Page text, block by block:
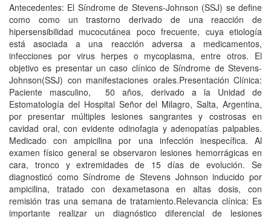
Antecedentes: El Síndrome de Stevens-Johnson (SSJ) se define
como como un trastorno derivado de una reacción de
hipersensibilidad mucocutánea poco frecuente, cuya etiología
está asociada a una reacción adversa a medicamentos,
infecciones por virus herpes o mycoplasma, entre otros. El
objetivo es presentar un caso clínico de Síndrome de Stevens-
Johnson(SSJ) con manifestaciones orales.Presentación Clínica:
Paciente masculino, 50 años, derivado a la Unidad de
Estomatología del Hospital Señor del Milagro, Salta, Argentina,
por presentar múltiples lesiones sangrantes y costrosas en
cavidad oral, con evidente odinofagia y adenopatías palpables.
Medicado con ampicilina por una infección inespecífica. Al
examen físico general se observaron lesiones hemorrágicas en
cara, tronco y extremidades de 15 días de evolución. Se
diagnosticó como Síndrome de Stevens Johnson inducido por
ampicilina, tratado con dexametasona en altas dosis, con
remisión tras una semana de tratamiento.Relevancia clínica: Es
importante realizar un diagnóstico diferencial de lesiones